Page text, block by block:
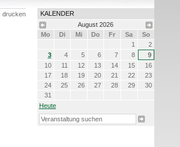
drucken
KALENDER
August 2026
Mo
Di Mi Do Fr Sa
So
1
2
3
4 5 6 7 8
9
10
11 12 13 14 15
16
17
18 19 20 21 22
23
24
25 26 27 28 29
30
31
Heute